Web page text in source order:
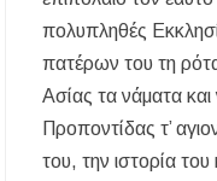
πολυπληθές
πατέρων του τη
Ασίας τα νάματα
Προποντίδας τ’
του, την ιστορία του